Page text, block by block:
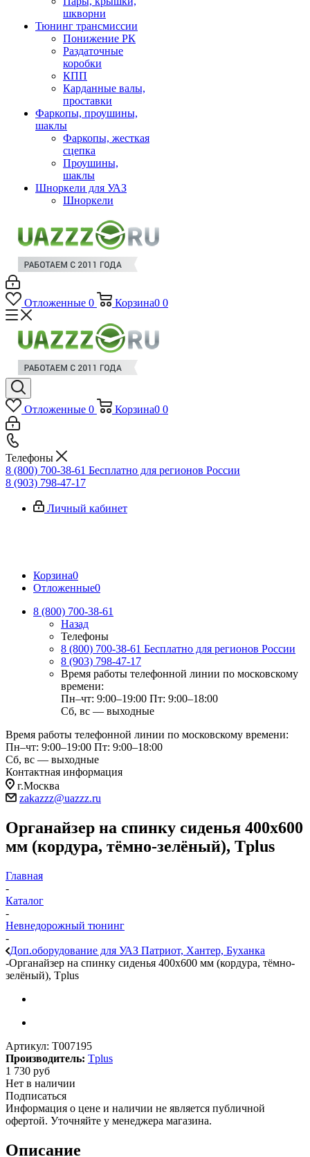
шкворни
Тюнинг трансмиссии
Понижение РК
Раздаточные
коробки
КПП
Карданные валы,
проставки
Фаркопы, проушины,
шаклы
Фаркопы, жесткая
сцепка
Проушины,
шаклы
Шноркели для УАЗ
Шноркели
Отложенные 0 Корзина0 0
Отложенные 0 Корзина0 0
Телефоны
8 (800) 700-38-61 Бесплатно для регионов России
8 (903) 798-47-17
Личный кабинет
Корзина0
Отложенные0
8 (800) 700-38-61
Назад
Телефоны
8 (800) 700-38-61 Бесплатно для регионов России
8 (903) 798-47-17
Время работы телефонной линии по московскому
времени:
Пн–чт: 9:00–19:00 Пт: 9:00–18:00
Сб, вс — выходные
Время работы телефонной линии по московскому времени:
Пн–чт: 9:00–19:00 Пт: 9:00–18:00
Сб, вс — выходные
Контактная информация
г.Москва
zakazzz@uazzz.ru
Органайзер на спинку сиденья 400х600
мм (кордура, тёмно-зелёный), Tplus
Главная
-
Каталог
-
Невнедорожный тюнинг
-
Доп.оборудование для УАЗ Патриот, Хантер, Буханка
-Органайзер на спинку сиденья 400х600 мм (кордура, тёмно-
зелёный), Tplus
Артикул: T007195
Производитель: Tplus
1 730 руб
Нет в наличии
Подписаться
Информация о цене и наличии не является публичной
офертой. Уточняйте у менеджера магазина.
Описание